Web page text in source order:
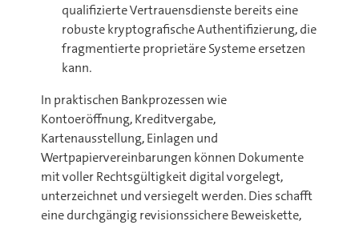
qualifizierte Vertrauensdienste bereits eine
robuste kryptografische Authentifizierung, die
fragmentierte proprietäre Systeme ersetzen
kann.
In praktischen Bankprozessen wie
Kontoeröffnung, Kreditvergabe,
Kartenausstellung, Einlagen und
Wertpapiervereinbarungen können Dokumente
mit voller Rechtsgültigkeit digital vorgelegt,
unterzeichnet und versiegelt werden. Dies schafft
eine durchgängig revisionssichere Beweiskette,